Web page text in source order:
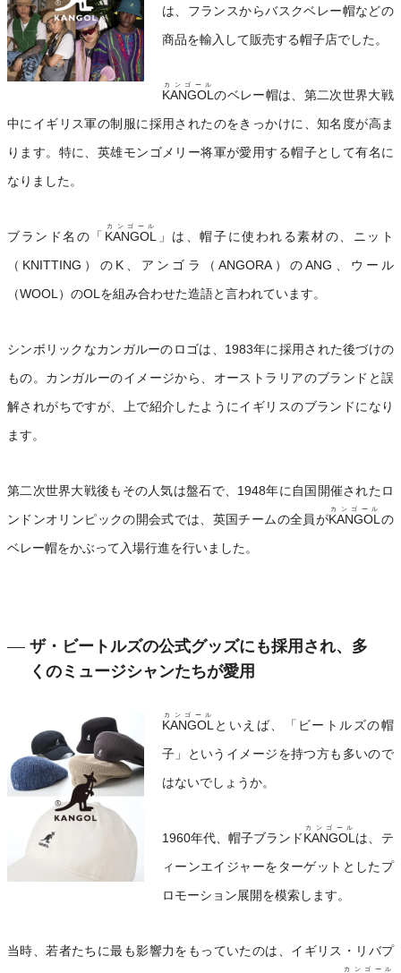
は、フランスからバスクベレー帽などの
商品を輸入して販売する帽子店でした。
KANGOL
カンゴール
のベレー帽は、第二次世界大戦
中にイギリス軍の制服に採用されたのをきっかけに、知名度が高ま
ります。特に、英雄モンゴメリー将軍が愛用する帽子として有名に
なりました。
ブランド名の「 KANGOL
カンゴール
」は、帽子に使われる素材の、ニット
（KNITTING）のK、アンゴラ（ANGORA）のANG、ウール
（WOOL）のOLを組み合わせた造語と言われています。
シンボリックなカンガルーのロゴは、1983年に採用された後づけの
もの。カンガルーのイメージから、オーストラリアのブランドと誤
解されがちですが、上で紹介したようにイギリスのブランドになり
ます。
第二次世界大戦後もその人気は盤石で、1948年に自国開催されたロ
ンドンオリンピックの開会式では、英国チームの全員がKANGOL
カンゴール
の
ベレー帽をかぶって入場行進を行いました。
ザ・ビートルズの公式グッズにも採用され、多
くのミュージシャンたちが愛用
KANGOL
カンゴール
といえば、「ビートルズの帽
子」というイメージを持つ方も多いので
はないでしょうか。
1960年代、帽子ブランドKANGOL
カンゴール
は、テ
ィーンエイジャーをターゲットとしたプ
ロモーション展開を模索します。
当時、若者たちに最も影響力をもっていたのは、イギリス・リバプ
カンゴール